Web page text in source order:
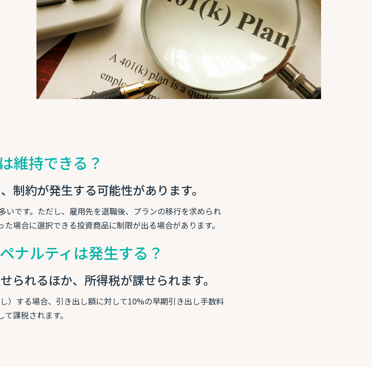
維持できる？
制約が発生する可能性があります。
です。ただし、雇用先を退職後、プランの移行を求められ
場合に選択できる投資商品に制限が出る場合があります。
ナルティは発生する？
られるほか、所得税が課せられます。
）する場合、引き出し額に対して10%の早期引き出し手数料
課税されます。